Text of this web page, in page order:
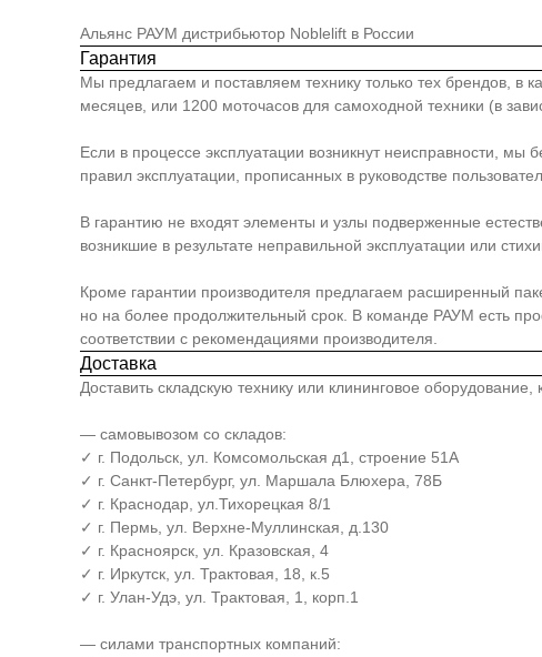
Альянс РАУМ дистрибьютор Noblelift в России
Гарантия
Мы предлагаем и поставляем технику только тех брендов, в
месяцев, или 1200 моточасов для самоходной техники (в
Если в процессе эксплуатации возникнут неисправности,
правил эксплуатации, прописанных в руководстве
В гарантию не входят элементы и узлы подверженные
возникшие в результате неправильной эксплуатации или
Кроме гарантии производителя предлагаем расширенный
но на более продолжительный срок. В команде РАУМ есть
соответствии с рекомендациями производителя.
Доставка
Доставить складскую технику или клининговое
— самовывозом со складов:
✓ г. Подольск, ул. Комсомольская д1, строение 51А
✓ г. Санкт-Петербург, ул. Маршала Блюхера, 78Б
✓ г. Краснодар, ул.Тихорецкая 8/1
✓ г. Пермь, ул. Верхне-Муллинская, д.130
✓ г. Красноярск, ул. Кразовская, 4
✓ г. Иркутск, ул. Трактовая, 18, к.5
✓ г. Улан-Удэ, ул. Трактовая, 1, корп.1
— силами транспортных компаний: